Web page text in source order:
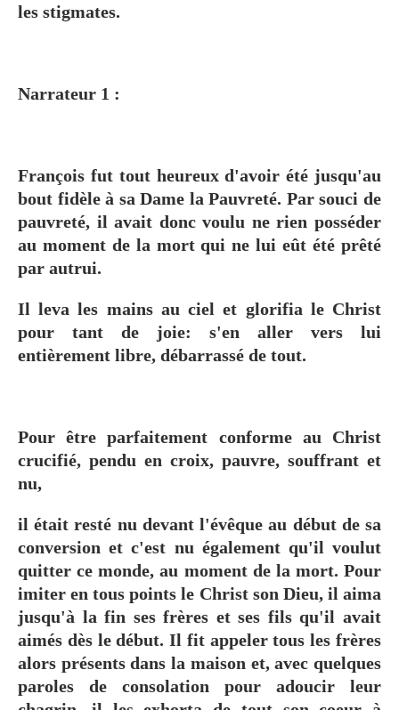
les stigmates.
Narrateur 1 :
François fut tout heureux d'avoir été jusqu'au
bout fidèle à sa Dame la Pauvreté. Par souci de
pauvreté, il avait donc voulu ne rien posséder
au moment de la mort qui ne lui eût été prêté
par autrui.
Il leva les mains au ciel et glorifia le Christ
pour tant de joie: s'en aller vers lui
entièrement libre, débarrassé de tout.
Pour être parfaitement conforme au Christ
crucifié, pendu en croix, pauvre, souffrant et
nu,
il était resté nu devant l'évêque au début de sa
conversion et c'est nu également qu'il voulut
quitter ce monde, au moment de la mort. Pour
imiter en tous points le Christ son Dieu, il aima
jusqu'à la fin ses frères et ses fils qu'il avait
aimés dès le début. Il fit appeler tous les frères
alors présents dans la maison et, avec quelques
paroles de consolation pour adoucir leur